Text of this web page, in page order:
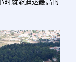
时就能迪达最高的